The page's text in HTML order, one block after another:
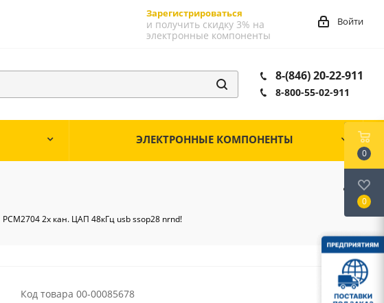
Зарегистрироваться
и получить скидку 3% на
электронные компоненты
Войти
8-(846) 20-22-911
8-800-55-02-911
ЭЛЕКТРОННЫЕ КОМПОНЕНТЫ
PCM2704 2х кан. ЦАП 48кГц usb ssop28 nrnd!
Код товара 00-00085678
0
0